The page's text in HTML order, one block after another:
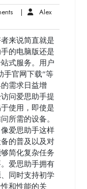
No | AlexAlex
来说简直就是
的电脑版还是
式服务。用户
手官网下载”等
需求日益增
问爱思助手提
使用，即使是
所需的设备。
爱思助手这样
的普及以及对
简化复杂任务
爱思助手拥有
同时支持初学
和性能的关